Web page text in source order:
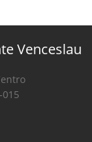
Venceslau